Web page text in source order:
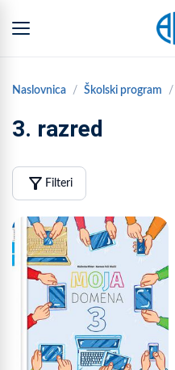
Naslovnica Školski program
3. razred
filter_alt Filteri